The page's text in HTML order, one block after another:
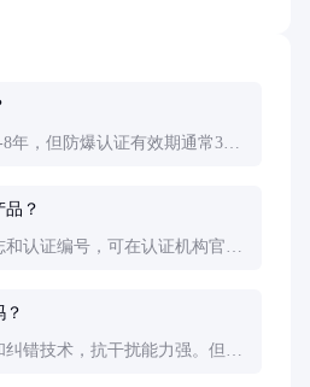
年，但防爆认证有效期通常3
？
认证编号，可在认证机构官网
？
错技术，抗干扰能力强。但应